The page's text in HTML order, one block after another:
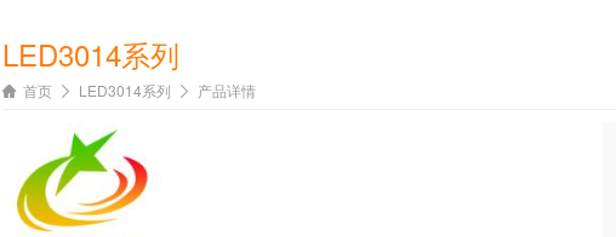
LED3014系列
首页 LED3014系列 产品详情